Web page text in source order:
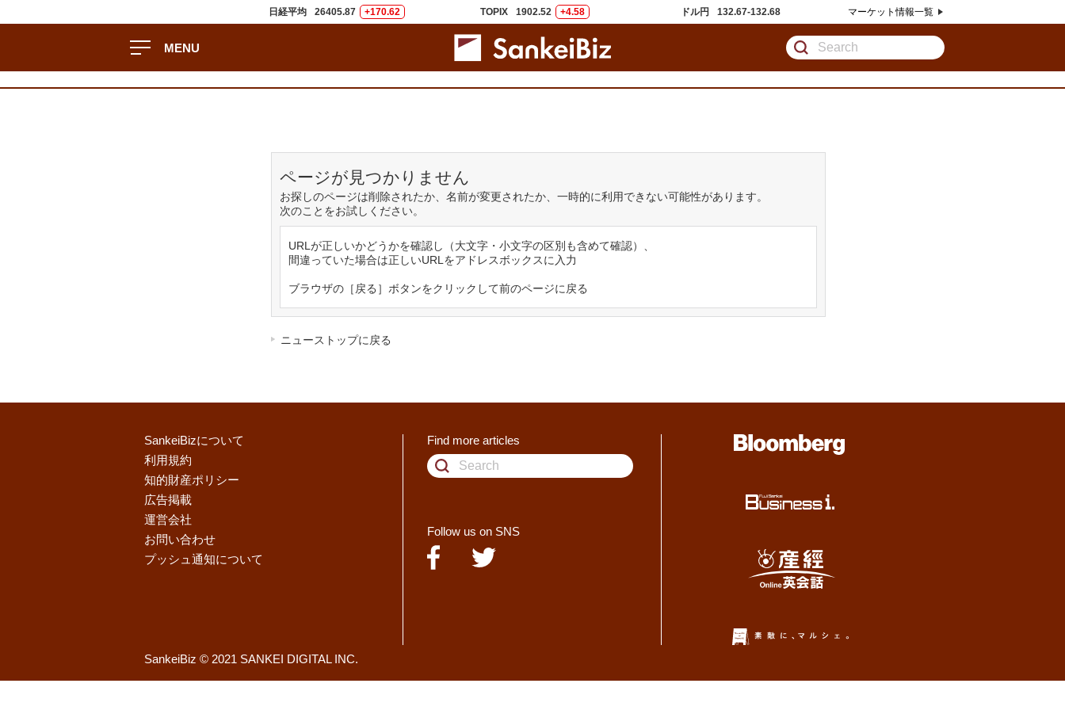
日経平均 26405.87 +170.62 TOPIX 1902.52 +4.58 ドル円 132.67 132.68 マーケット情報一覧
MENU
ページが見つかりません
お探しのページは削除されたか、名前が変更されたか、一時的に利用できない可能性があります。
次のことをお試しください。
URLが正しいかどうかを確認し（大文字・小文字の区別も含めて確認）、
間違っていた場合は正しいURLをアドレスボックスに入力
ブラウザの［戻る］ボタンをクリックして前のページに戻る
ニューストップに戻る
SankeiBizについて
利用規約
知的財産ポリシー
広告掲載
運営会社
お問い合わせ
プッシュ通知について
Find more articles
Follow us on SNS
SankeiBiz © 2021 SANKEI DIGITAL INC.